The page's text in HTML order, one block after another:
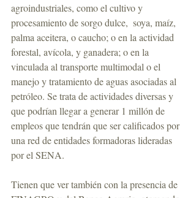
agroindustriales, como el cultivo y
procesamiento de sorgo dulce,  soya, maíz,
palma aceitera, o caucho; o en la actividad
forestal, avícola, y ganadera; o en la
vinculada al transporte multimodal o el
manejo y tratamiento de aguas asociadas al
petróleo. Se trata de actividades diversas y
que podrían llegar a generar 1 millón de
empleos que tendrán que ser calificados por
una red de entidades formadoras lideradas
por el SENA.
Tienen que ver también con la presencia de